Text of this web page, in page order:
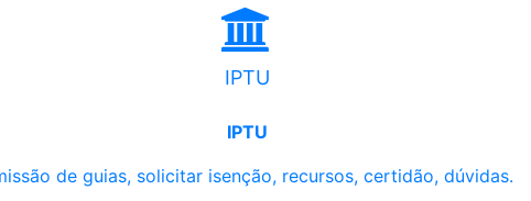
IPTU
IPTU
de guias, solicitar isenção, recursos, certidão, dúvidas.